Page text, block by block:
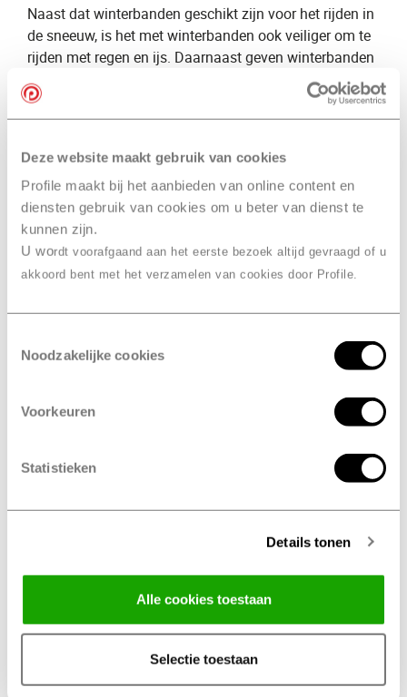
Deze website maakt gebruik van cookies
Profile maakt bij het aanbieden van online content en
diensten gebruik van cookies om u beter van dienst te
kunnen zijn.
U wordt voorafgaand aan het eerste bezoek altijd gevraagd of u
akkoord bent met het verzamelen van cookies door Profile.
Noodzakelijke cookies
Voorkeuren
Statistieken
Details tonen
Alle cookies toestaan
Selectie toestaan
Naast dat winterbanden geschikt zijn voor het rijden in
de sneeuw, is het met winterbanden ook veiliger om te
rijden met regen en ijs. Daarnaast geven winterbanden
meer grip dan ​
​ doordat het profiel van de
band dieper ligt.
een groot aanbod aan winterbanden voor de verkoop.
Wil je ​ winterbanden kopen​? Dan voorzien wij van
Profile Dordrecht, DBS,​ je graag van een uitgebreid
advies. Wij selecteren graag de ​
voor jou en je auto.
Verschil groot en klein
onderhoud
Klein onderhoud
meer dan 25 punten. Zij controleren onder andere de
banden, verlichting, remblokken en het uitlaatsysteem.
veilig de weg op te kunnen.
Wat kost een klein onderhoud​?
De kosten verschillen per merk en autotype. Bij het
specialisten altijd een prijsopgave gemaakt. Hierdoor
weet je precies waar je aan toe bent!
Groot onderhoud
Naast een klein onderhoud bieden wij ook ​
groot onderhoud​. Waarbij er bij een klein onderhoud